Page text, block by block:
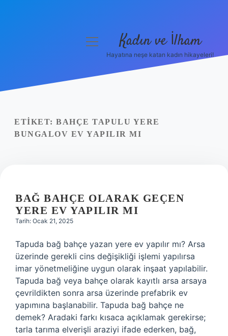
Yasal Uyarı
menüyü
Kadın ve İlham
Hayatına neşe katan kadın hikayeleri!
ETIKET: BAHÇE TAPULU YERE
BUNGALOV EV YAPILIR MI
BAĞ BAHÇE OLARAK GEÇEN
YERE EV YAPILIR MI
Tarih: Ocak 21, 2025
Tapuda bağ bahçe yazan yere ev yapılır mı? Arsa
üzerinde gerekli cins değişikliği işlemi yapılırsa
imar yönetmeliğine uygun olarak inşaat yapılabilir.
Tapuda bağ veya bahçe olarak kayıtlı arsa arsaya
çevrildikten sonra arsa üzerinde prefabrik ev
yapımına başlanabilir. Tapuda bağ bahçe ne
demek? Aradaki farkı kısaca açıklamak gerekirse;
tarla tarıma elverişli araziyi ifade ederken, bağ,